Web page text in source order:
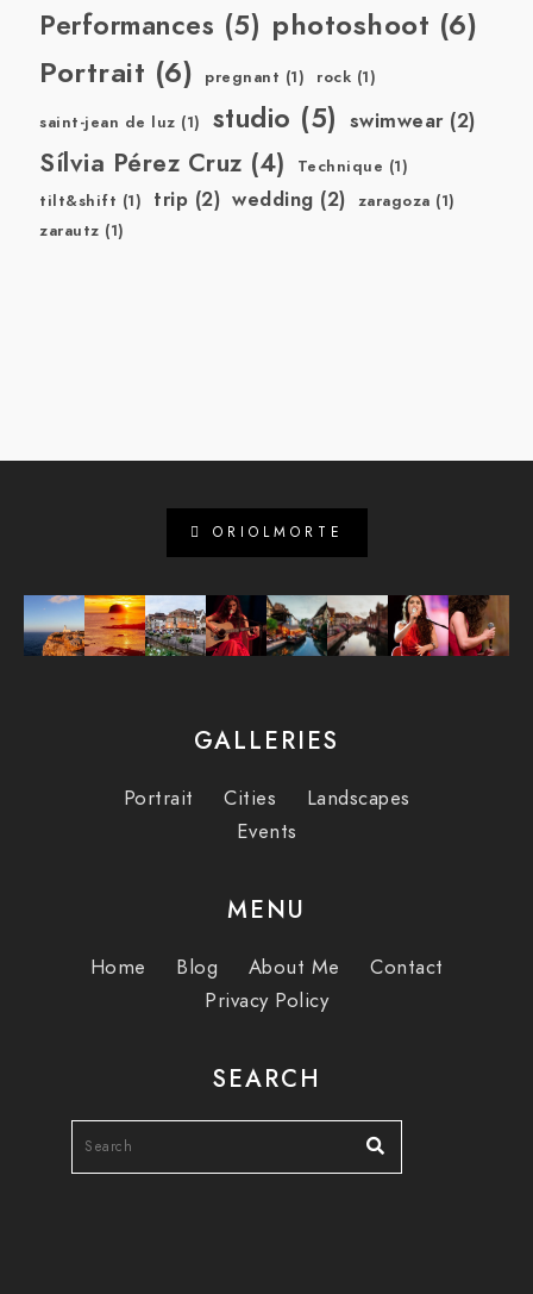
Performances (5) photoshoot (6)
Portrait (6) pregnant (1) rock (1)
saint-jean de luz (1) studio (5) swimwear(2)
Sílvia Pérez Cruz (4) Technique (1)
tilt&shift (1) trip (2) wedding (2) zaragoza (1)
zarautz (1)
ORIOLMORTE
GALLERIES
Portrait Cities
Landscapes
Events
MENU
Home Blog About Me
Contact
Privacy Policy
SEARCH